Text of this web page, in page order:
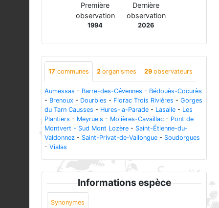
Première
observation
1994
Dernière
observation
2026
17 communes 2 organismes 29 observateurs
Aumessas - Barre-des-Cévennes - Bédouès-Cocurès
- Brenoux - Dourbies - Florac Trois Rivières - Gorges
du Tarn Causses - Hures-la-Parade - Lasalle - Les
Plantiers - Meyrueis - Molières-Cavaillac - Pont de
Montvert - Sud Mont Lozère - Saint-Étienne-du-
Valdonnez - Saint-Privat-de-Vallongue - Soudorgues
- Vialas
Informations espèce
Synonymes